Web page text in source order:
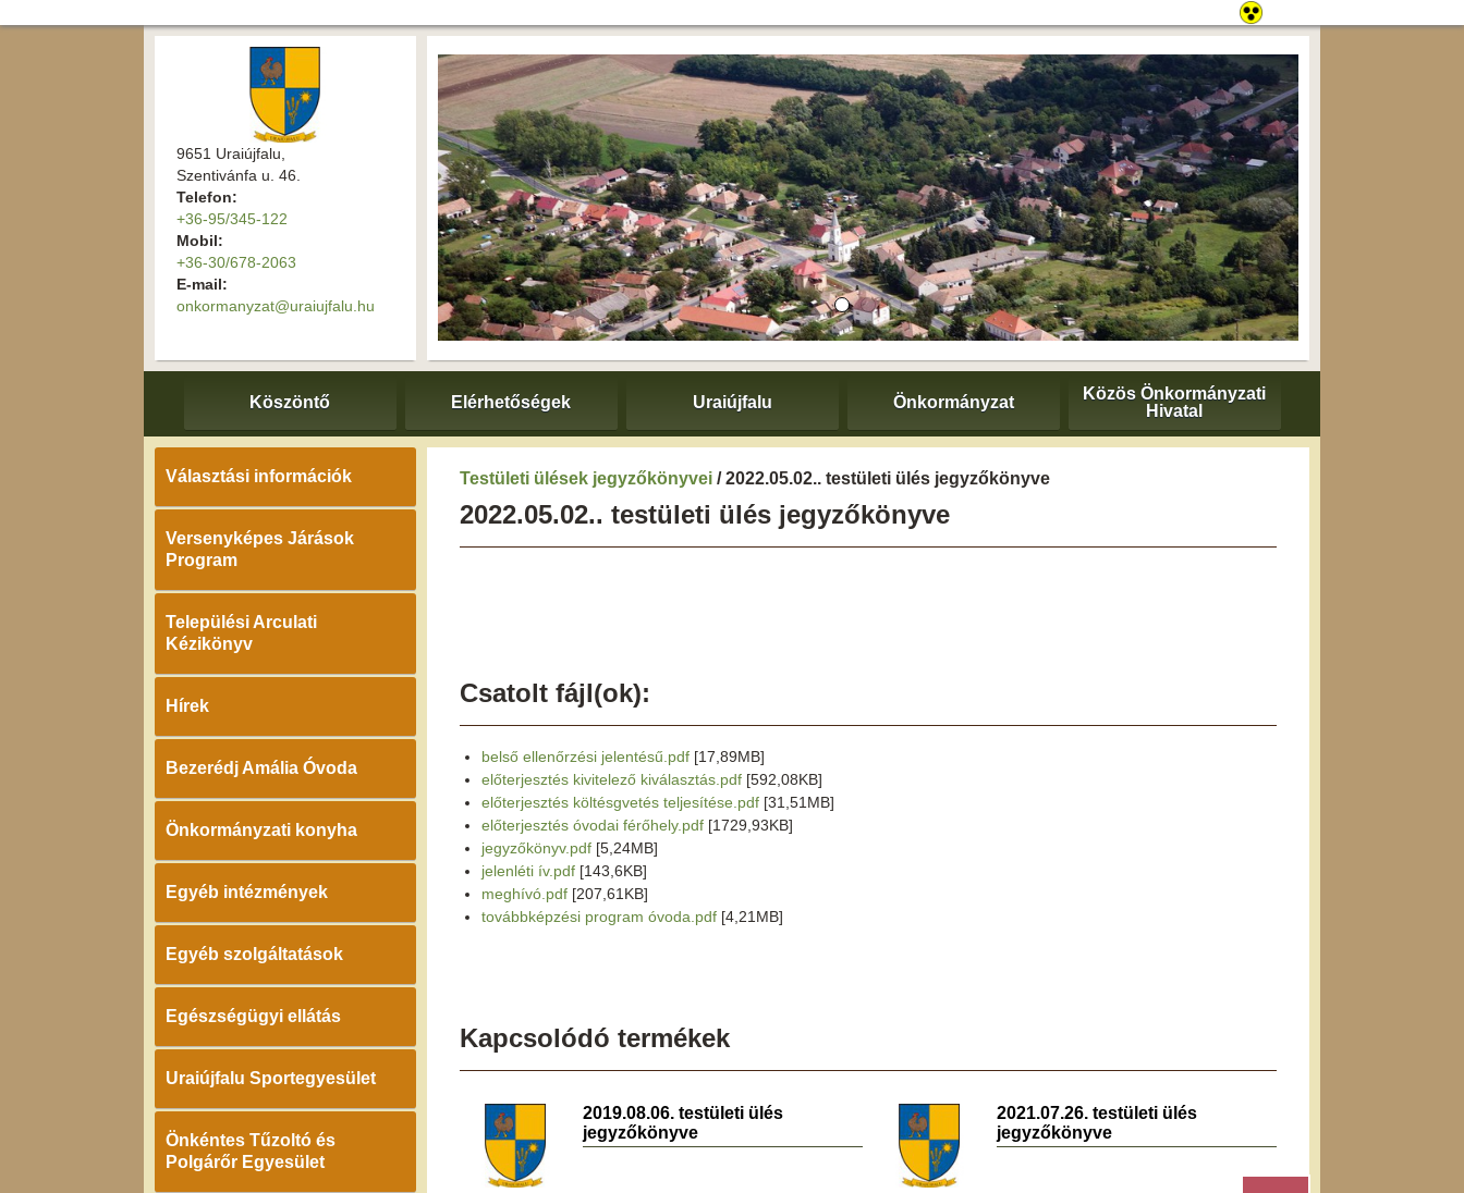
9651 Uraiújfalu,
Szentivánfa u. 46.
Telefon:
+36-95/345-122
Mobil:
+36-30/678-2063
E-mail:
onkormanyzat@uraiujfalu.hu
Köszöntő Elérhetőségek Uraiújfalu Önkormányzat
Közös Önkormányzati
Hivatal
Választási információk
Versenyképes Járások
Program
Települési Arculati
Kézikönyv
Hírek
Bezerédj Amália Óvoda
Önkormányzati konyha
Egyéb intézmények
Egyéb szolgáltatások
Egészségügyi ellátás
Uraiújfalu Sportegyesület
Önkéntes Tűzoltó és
Polgárőr Egyesület
Testületi ülések jegyzőkönyvei / 2022.05.02.. testületi ülés jegyzőkönyve
2022.05.02.. testületi ülés jegyzőkönyve
Csatolt fájl(ok):
belső ellenőrzési jelentésű.pdf [17,89MB]
előterjesztés kivitelező kiválasztás.pdf [592,08KB]
előterjesztés költésgvetés teljesítése.pdf [31,51MB]
előterjesztés óvodai férőhely.pdf [1729,93KB]
jegyzőkönyv.pdf [5,24MB]
jelenléti ív.pdf [143,6KB]
meghívó.pdf [207,61KB]
továbbképzési program óvoda.pdf [4,21MB]
Kapcsolódó termékek
2019.08.06. testületi ülés
jegyzőkönyve
2021.07.26. testületi ülés
jegyzőkönyve